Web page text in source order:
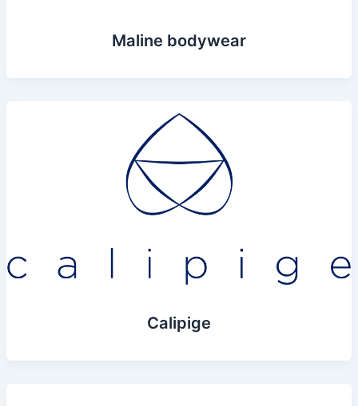
Maline bodywear
Calipige